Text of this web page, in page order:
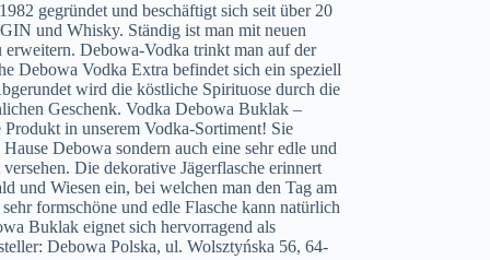
gegründet und beschäftigt sich seit über 20
und Whisky. Ständig ist man mit neuen
erweitern. Debowa-Vodka trinkt man auf der
Debowa Vodka Extra befindet sich ein speziell
wird die köstliche Spirituose durch die
Geschenk. Vodka Debowa Buklak –
in unserem Vodka-Sortiment! Sie
Debowa sondern auch eine sehr edle und
Die dekorative Jägerflasche erinnert
und Wiesen ein, bei welchen man den Tag am
formschöne und edle Flasche kann natürlich
Buklak eignet sich hervorragend als
Debowa Polska, ul. Wolsztyńska 56, 64-